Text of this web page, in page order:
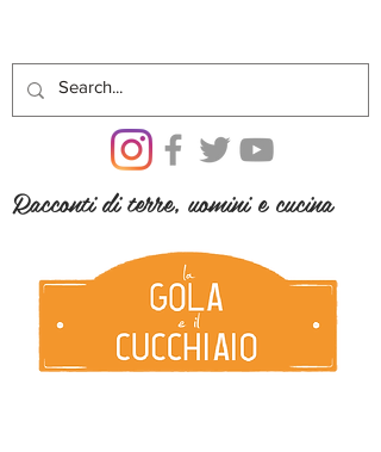
Racconti di terre, uomini e cucina